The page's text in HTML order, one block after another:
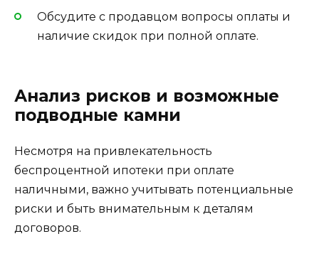
Обсудите с продавцом вопросы оплаты и
наличие скидок при полной оплате.
Анализ рисков и возможные
подводные камни
Несмотря на привлекательность
беспроцентной ипотеки при оплате
наличными, важно учитывать потенциальные
риски и быть внимательным к деталям
договоров.